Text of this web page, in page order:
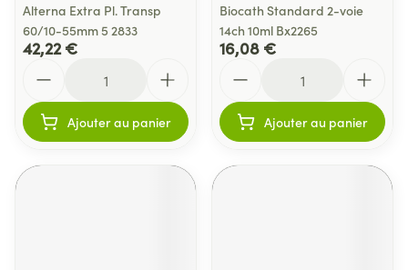
Alterna Extra Pl. Transp
60/10-55mm 5 2833
42,22 €
Ajouter au panier
Biocath Standard 2-voie
14ch 10ml Bx2265
16,08 €
Ajouter au panier